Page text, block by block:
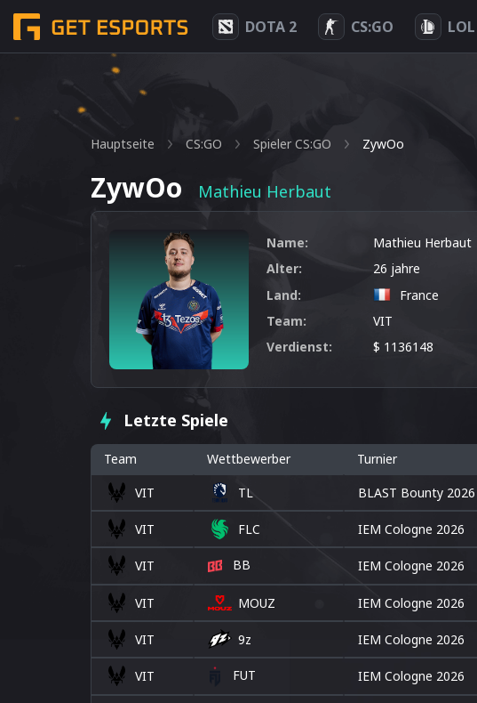
DOTA 2 CS:GO LOL
Hauptseite CS:GO Spieler CS:GO ZywOo
ZywOo Mathieu Herbaut
Name:
Mathieu Herbaut
Alter:
26 jahre
Land:
France
Team:
VIT
Verdienst:
$ 1136148
Letzte Spiele
Team Wettbewerber Turnier
VIT
TL BLAST Bounty
VIT FLC IEM Cologne 2026
VIT BB IEM Cologne 2026
VIT MOUZ IEM Cologne 2026
VIT 9z IEM Cologne 2026
VIT FUT IEM Cologne 2026